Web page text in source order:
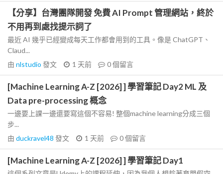
【分享】台灣團隊開發 免費 AI Prompt 管理網站，終於
不用再到處找提示詞了
最近 AI 幾乎已經變成每天工作都會用到的工具。像是 ChatGPT、
Claud...
由 nlstudio 發文 1 天前 0個留言
[Machine Learning A-Z [2026] ] 學習筆記 Day2 ML 及
Data pre-processing 概念
一邊要上課一邊還要寫這個不容易! 整個machine learning分成三個
步...
由 duckravel48 發文 1 天前 0個留言
[Machine Learning A-Z [2026] ] 學習筆記 Day1